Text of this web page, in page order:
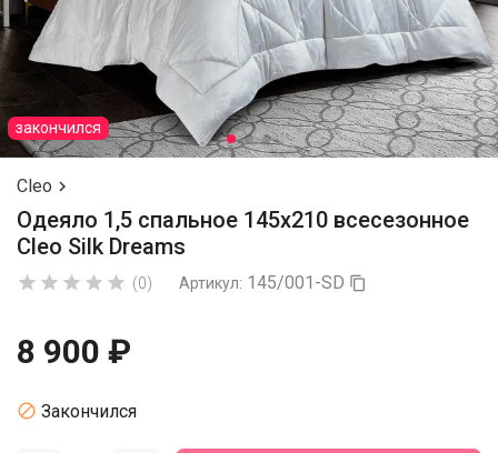
закончился
Cleo 
Одеяло 1,5 спальное 145х210 всесезонное
Cleo Silk Dreams
     (0) Артикул: 145/001-SD 
8 900 ₽
 Закончился